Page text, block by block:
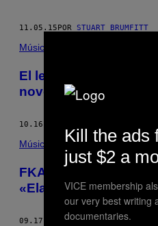
11.05.15POR STUART BRUMFITT
Música
El legado visual de
noventero de
10.16.15
Música
FKA Twigs hizo un
«Elastic Heart» de Sia
09.17.15 PORSTUART BRUMFITT
Kill the ads
just $2 a
VICE membership
our very best writing
documentaries.